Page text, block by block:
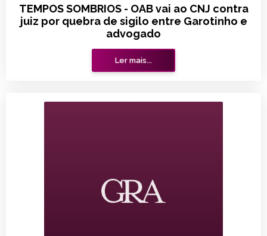
TEMPOS SOMBRIOS - OAB vai ao CNJ contra
juiz por quebra de sigilo entre Garotinho e
advogado
Ler mais...